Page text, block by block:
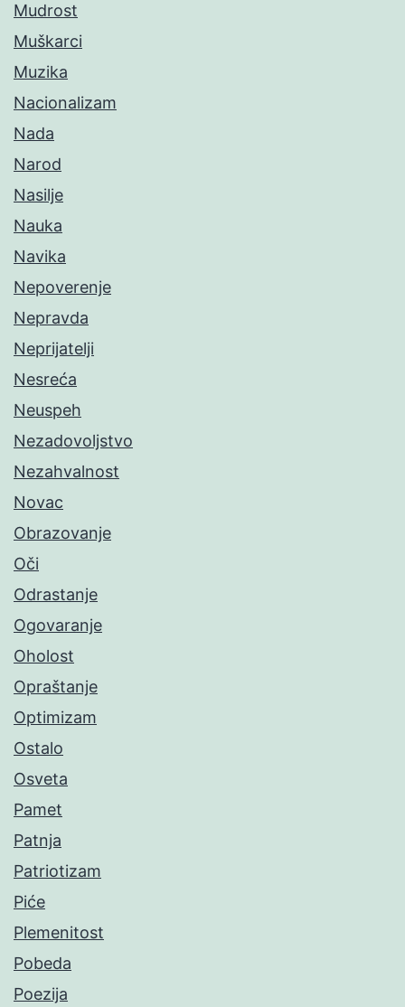
Mudrost
Muškarci
Muzika
Nacionalizam
Nada
Narod
Nasilje
Nauka
Navika
Nepoverenje
Nepravda
Neprijatelji
Nesreća
Neuspeh
Nezadovoljstvo
Nezahvalnost
Novac
Obrazovanje
Oči
Odrastanje
Ogovaranje
Oholost
Opraštanje
Optimizam
Ostalo
Osveta
Pamet
Patnja
Patriotizam
Piće
Plemenitost
Pobeda
Poezija